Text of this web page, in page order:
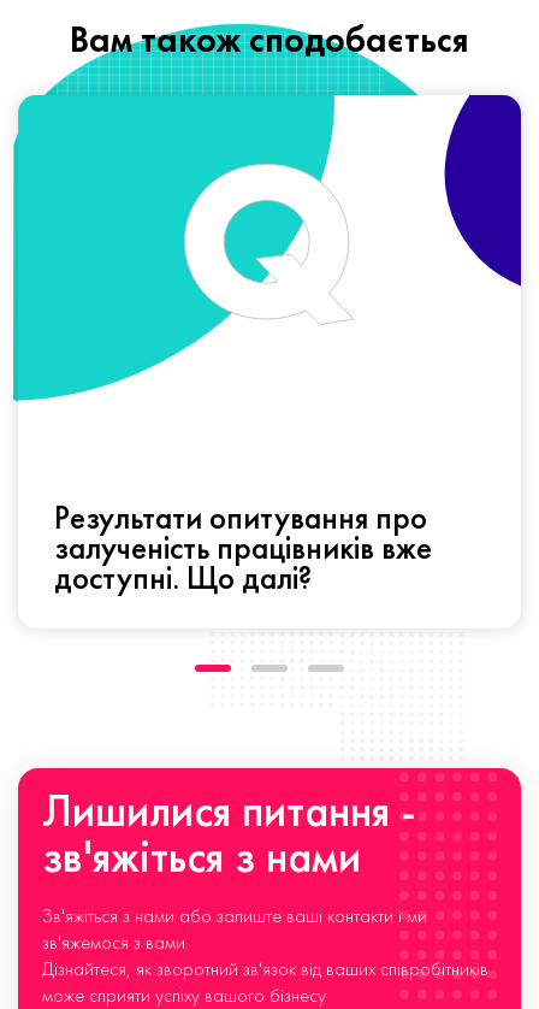
Вам також сподобається
Результати опитування про
залученість працівників вже
доступні. Що далі?
Лишилися питання -
зв'яжіться з нами
Зв'яжіться з нами або залиште ваші контакти і ми
зв'яжемося з вами.
Дізнайтеся, як зворотний зв'язок від ваших співробітників
може сприяти успіху вашого бізнесу